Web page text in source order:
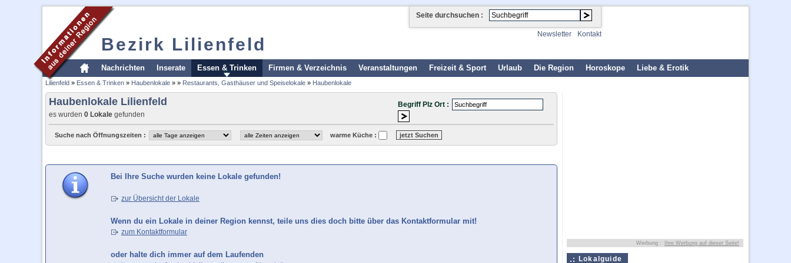
Bezirk Lilienfeld
Seite durchsuchen :
Newsletter Kontakt
Nachrichten Inserate Essen & Trinken Firmen & Verzeichnis Veranstaltungen Freizeit & Sport Urlaub Die Region Horoskope Liebe & Erotik
Lilienfeld » Essen & Trinken » Haubenlokale » » Restaurants, Gasthäuser und Speiselokale » Haubenlokale
Haubenlokale Lilienfeld
es wurden 0 Lokale gefunden
Begriff Plz Ort :
Suche nach Öffnungszeiten : warme Küche :
Bei Ihre Suche wurden keine Lokale gefunden!
zur Übersicht der Lokale
Wenn du ein Lokale in deiner Region kennst, teile uns dies doch bitte über das Kontaktformular mit!
zum Kontaktformular
oder halte dich immer auf dem Laufenden
Werbung : Ihre Werbung auf dieser Seite!
Lokalguide